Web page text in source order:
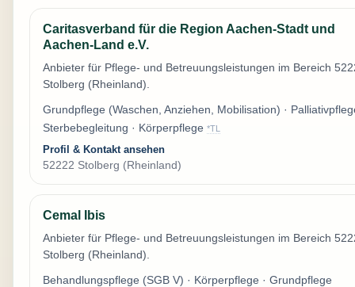
Caritasverband für die Region Aachen-Stadt und
Aachen-Land e.V.
Anbieter für Pflege- und Betreuungsleistungen im Bereich
Stolberg (Rheinland).
Grundpflege (Waschen, Anziehen, Mobilisation) ·
Sterbebegleitung · Körperpflege *TL
Profil & Kontakt ansehen
52222 Stolberg (Rheinland)
Cemal Ibis
Anbieter für Pflege- und Betreuungsleistungen im Bereich
Stolberg (Rheinland).
Behandlungspflege (SGB V) · Körperpflege · Grundpflege